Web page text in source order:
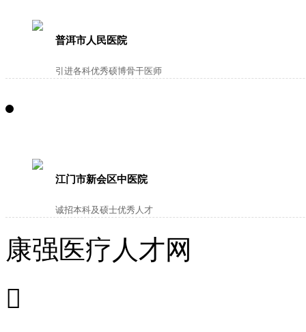
普洱市人民医院
引进各科优秀硕博骨干医师
江门市新会区中医院
诚招本科及硕士优秀人才
康强医疗人才网
